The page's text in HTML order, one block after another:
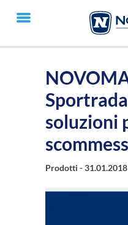
soluzioni
Prodotti -31.01.2018